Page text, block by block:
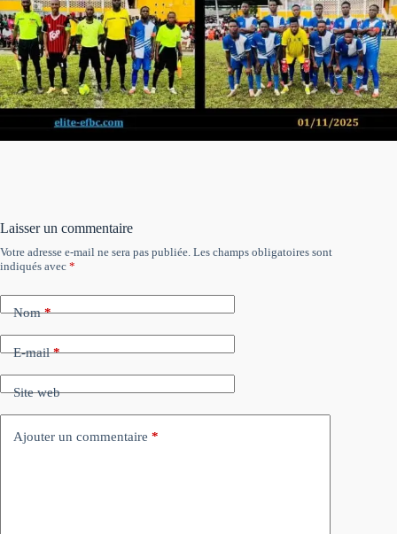
Laisser un commentaire
Votre adresse e-mail ne sera pas publiée. Les champs obligatoires sont
indiqués avec *
Nom*
E-mail*
Site web
Ajouter un commentaire *